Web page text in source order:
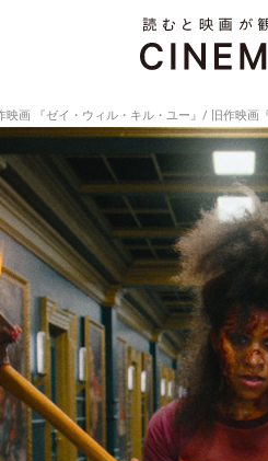
画 『ゼイ・ウィル・キル・ユー』/ 旧作映画